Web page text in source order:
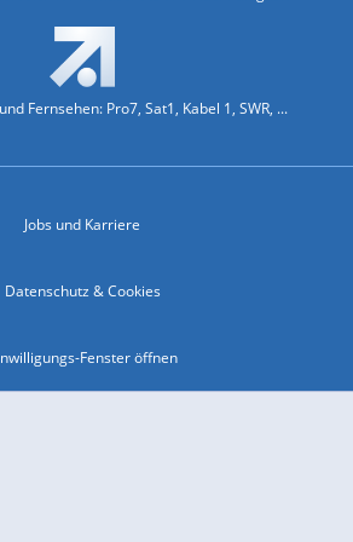
Fernsehen: Pro7, Sat1, Kabel 1, SWR, ...
Jobs und Karriere
Datenschutz & Cookies
Fenster öffnen